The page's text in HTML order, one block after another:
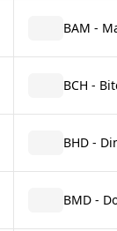
BAM -
BCH -
BHD -
BMD -